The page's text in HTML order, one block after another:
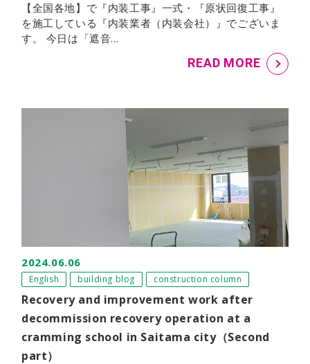
【全国各地】で『内装工事』一式・『原状回復工事』
を施工している『内装業者（内装会社）』でございま
す。 今日は「遮音…
READ MORE
2024.06.06
English building blog construction column
Recovery and improvement work after
decommission recovery operation at a
cramming school in Saitama city（Second
part）